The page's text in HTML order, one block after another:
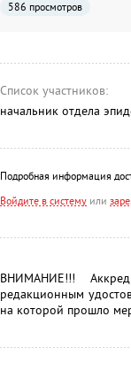
586 просмотров
Список участников:
начальник отдела
Подробная информация
Войдите в системуили
ВНИМАНИЕ!!!
редакционным
на которой прошло